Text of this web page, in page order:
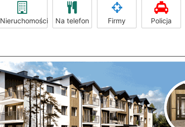
Nieruchomości Na telefon Firmy Policja